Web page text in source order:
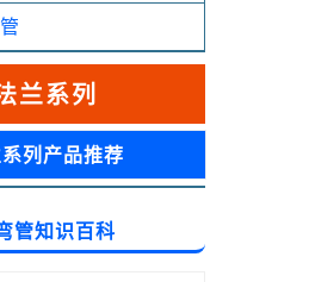
兰系列
列产品推荐
管知识百科